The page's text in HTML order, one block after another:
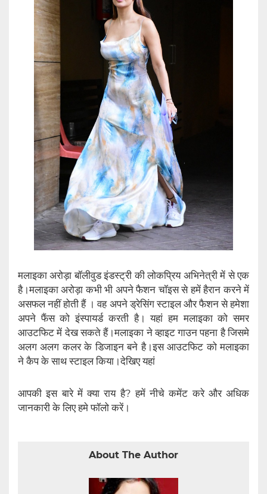
मलाइका अरोड़ा बॉलीवुड इंडस्ट्री की लोकप्रिय अभिनेत्री में से एक
है।मलाइका अरोड़ा कभी भी अपने फैशन चॉइस से हमें हैरान करने में
असफल नहीं होती हैं । वह अपने ड्रेसिंग स्टाइल और फैशन से हमेशा
अपने फैंस को इंस्पायर्ड करती है। यहां हम मलाइका को समर
आउटफिट में देख सकते हैं।मलाइका ने व्हाइट गाउन पहना है जिसमे
अलग अलग कलर के डिजाइन बने है।इस आउटफिट को मलाइका
ने कैप के साथ स्टाइल किया।देखिए यहां
आपकी इस बारे में क्या राय है? हमें नीचे कमेंट करे और अधिक
जानकारी के लिए हमे फॉलो करें।
About The Author